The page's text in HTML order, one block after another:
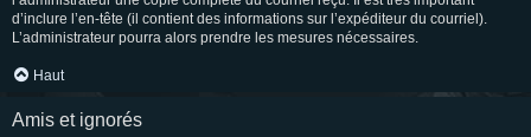
d’inclure l’en-tête (il contient des informations sur l’expéditeur du courriel).
L’administrateur pourra alors prendre les mesures nécessaires.
Haut
Amis et ignorés